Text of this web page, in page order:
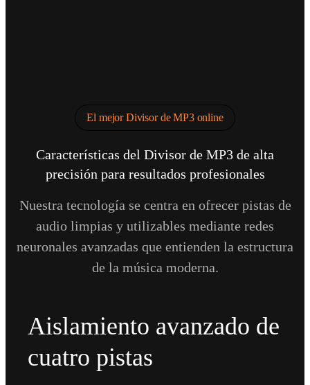
El mejor Divisor de MP3 online
Características del Divisor de MP3 de alta
precisión para resultados profesionales
Nuestra tecnología se centra en ofrecer pistas de
audio limpias y utilizables mediante redes
neuronales avanzadas que entienden la estructura
de la música moderna.
Aislamiento avanzado de
cuatro pistas